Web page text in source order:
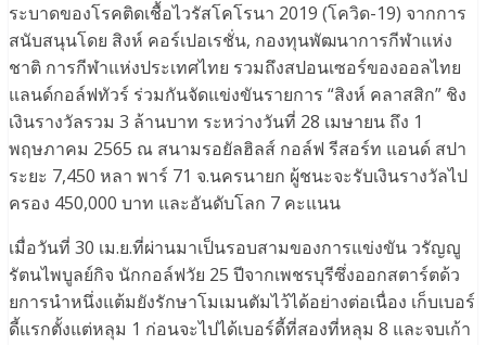
ระบาดของโรคติดเชื้อไวรัสโคโรนา 2019 (โควิด-19) จากการ
สนับสนุนโดย สิงห์ คอร์เปอเรชั่น, กองทุนพัฒนาการกีฬาแห่ง
ชาติ การกีฬาแห่งประเทศไทย รวมถึงสปอนเซอร์ของออลไทย
แลนด์กอล์ฟทัวร์ ร่วมกันจัดแข่งขันรายการ “สิงห์ คลาสสิก” ชิง
เงินรางวัลรวม 3 ล้านบาท ระหว่างวันที่ 28 เมษายน ถึง 1
พฤษภาคม 2565 ณ สนามรอยัลฮิลส์ กอล์ฟ รีสอร์ท แอนด์ สปา
ระยะ 7,450 หลา พาร์ 71 จ.นครนายก ผู้ชนะจะรับเงินรางวัลไป
ครอง 450,000 บาท และอันดับโลก 7 คะแนน
เมื่อวันที่ 30 เม.ย.ที่ผ่านมาเป็นรอบสามของการแข่งขัน วรัญญู
รัตนไพบูลย์กิจ นักกอล์ฟวัย 25 ปีจากเพชรบุรีซึ่งออกสตาร์ตด้ว
ยการนำหนึ่งแต้มยังรักษาโมเมนตัมไว้ได้อย่างต่อเนื่อง เก็บเบอร์
ดี้แรกตั้งแต่หลุม 1 ก่อนจะไปได้เบอร์ดี้ที่สองที่หลุม 8 และจบเก้า